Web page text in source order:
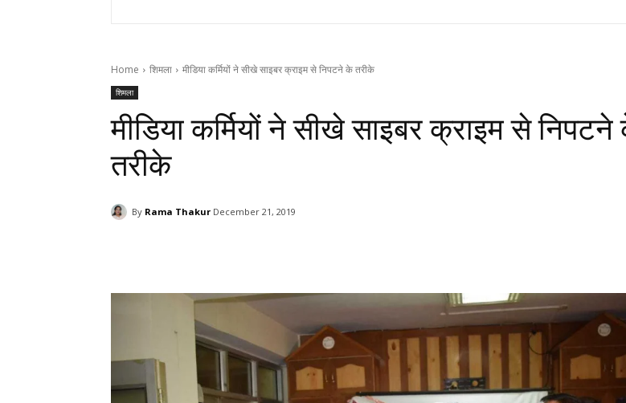
Home शिमला मीडिया कर्मियों ने सीखे साइबर क्राइम से निपटने के तरीके
शिमला
मीडिया कर्मियों ने सीखे साइबर क्राइम से
तरीके
By Rama Thakur December 21, 2019